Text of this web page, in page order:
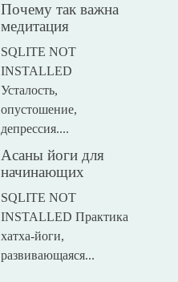
Почему так важна
медитация
SQLITE NOT
INSTALLED
Усталость,
опустошение,
депрессия....
Асаны йоги для
начинающих
SQLITE NOT
INSTALLED Практика
хатха-йоги,
развивающаяся...